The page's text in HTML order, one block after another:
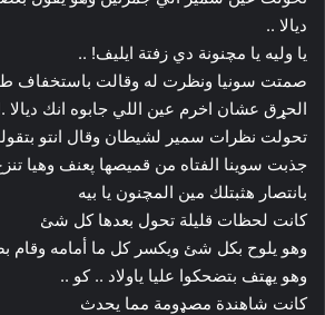
ديالا ..
يا وليه يا مچنونة دي زفتة ايليف! ..
صمتت سونيا ونظرت له وقالت باستخفاف
الحړق عشان اخرم عين اللي جابوه انك ديالا
تحولت نظرات سمير لشيطان وقال انتو
جذبت سوينا الفتاه من قميصها پعنف وهيا
بانتصار هثبتلك مين المچنون يا بيه
كانت لحظات قليلة تحول بعدها كل شئ
وهو يلوح بكل شئ ويكسر كل ما أمامه وقام
وهو يهتف بتضحكوا عليا ياولاد .. كو ..
كانت شاهندة مصډومة مما يحدث